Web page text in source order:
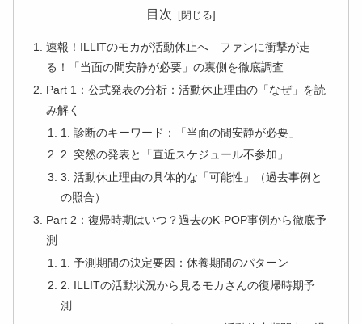
目次
速報！ILLITのモカが活動休止へ—ファンに衝撃が走
る！「当面の間安静が必要」の裏側を徹底調査
Part 1：公式発表の分析：活動休止理由の「なぜ」を読
み解く
1. 診断のキーワード：「当面の間安静が必要」
2. 突然の発表と「直近スケジュール不参加」
3. 活動休止理由の具体的な「可能性」（過去事例と
の照合）
Part 2：復帰時期はいつ？過去のK-POP事例から徹底予
測
1. 予測期間の決定要因：休養期間のパターン
2. ILLITの活動状況から見るモカさんの復帰時期予
測